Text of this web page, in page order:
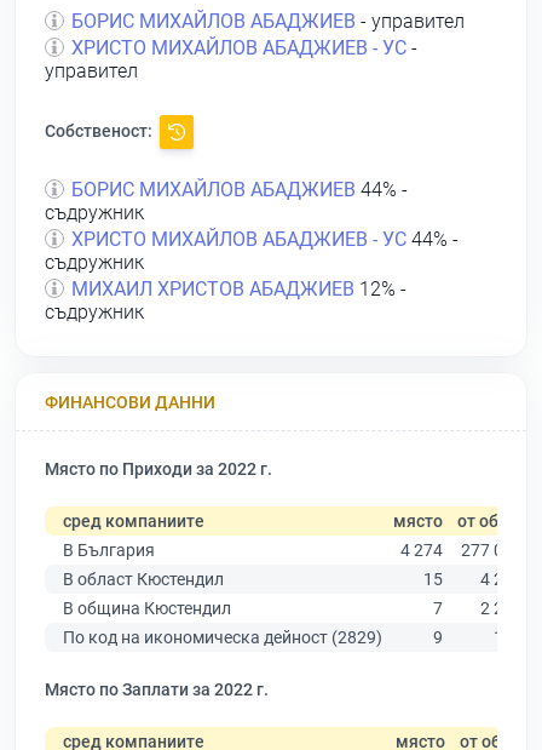
БОРИС МИХАЙЛОВ АБАДЖИЕВ - управител
ХРИСТО МИХАЙЛОВ АБАДЖИЕВ - УС -
управител
Собственост:
БОРИС МИХАЙЛОВ АБАДЖИЕВ 44% -
съдружник
ХРИСТО МИХАЙЛОВ АБАДЖИЕВ - УС 44% -
съдружник
МИХАИЛ ХРИСТОВ АБАДЖИЕВ 12% -
съдружник
ФИНАНСОВИ ДАННИ
Място по Приходи за 2022 г.
сред компаниите място от общо
В България
4 274
277 019
В област Кюстендил
15
4 269
В община Кюстендил
7
2 217
По код на икономическа дейност (2829)
9 119
Място по Заплати за 2022 г.
сред компаниите място от общо